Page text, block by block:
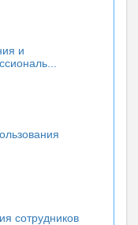
и
сотрудников